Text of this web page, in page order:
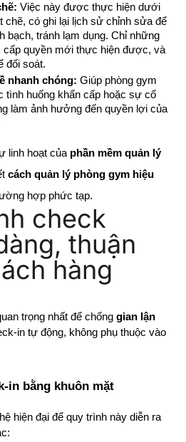
Việc này được thực hiện dưới
chẽ, có ghi lại lịch sử chỉnh sửa để
bạch, tránh lạm dụng. Chỉ những
quyền mới thực hiện được, và
đối soát.
nhanh chóng: Giúp phòng gym
tình huống khẩn cấp hoặc sự cố
làm ảnh hưởng đến quyền lợi của
linh hoạt của phần mềm quản lý
cách quản lý phòng gym hiệu
hợp phức tạp.
check
thuận
hàng
trọng nhất để chống gian lận
in tự động, không phụ thuộc vào
in bằng khuôn mặt
hiện đại để quy trình này diễn ra